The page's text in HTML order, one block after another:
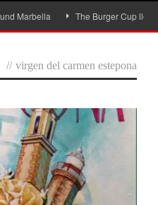
The Burger Cup llega a
// virgen del carmen estepona